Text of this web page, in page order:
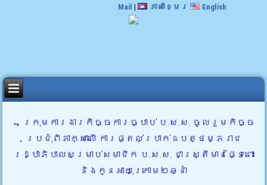
Mail | ភាសាខ្មែរ English
← ក្រុមការងារកិច្ចការច្បាប់ ប.ស.ស. ចូលរួមកិច្ច
ប្រជុំពិភាក្សាលើ ការផ្តល់ប្រាក់ឧបត្ថម្ភរាជ
រដ្ឋាភិបាលសម្រាប់សមាជិក ប.ស.ស. ជាស្រ្តីមានផ្ទៃពោះ
និងកូនអាយុក្រោម២ឆ្នាំ